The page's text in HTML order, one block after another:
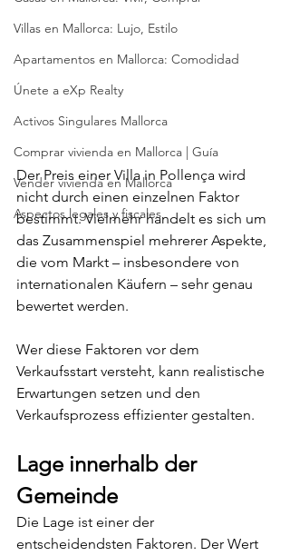
Villas en Mallorca: Lujo, Estilo
Apartamentos en Mallorca: Comodidad
Únete a eXp Realty
Activos Singulares Mallorca
Comprar vivienda en Mallorca | Guía
Vender vivienda en Mallorca
Aspectos legales y fiscales
Der Preis einer Villa in Pollença wird
nicht durch einen einzelnen Faktor
bestimmt. Vielmehr handelt es sich um
das Zusammenspiel mehrerer Aspekte,
die vom Markt – insbesondere von
internationalen Käufern – sehr genau
bewertet werden.
Wer diese Faktoren vor dem
Verkaufsstart versteht, kann realistische
Erwartungen setzen und den
Verkaufsprozess effizienter gestalten.
Lage innerhalb der
Gemeinde
Die Lage ist einer der
entscheidendsten Faktoren. Der Wert